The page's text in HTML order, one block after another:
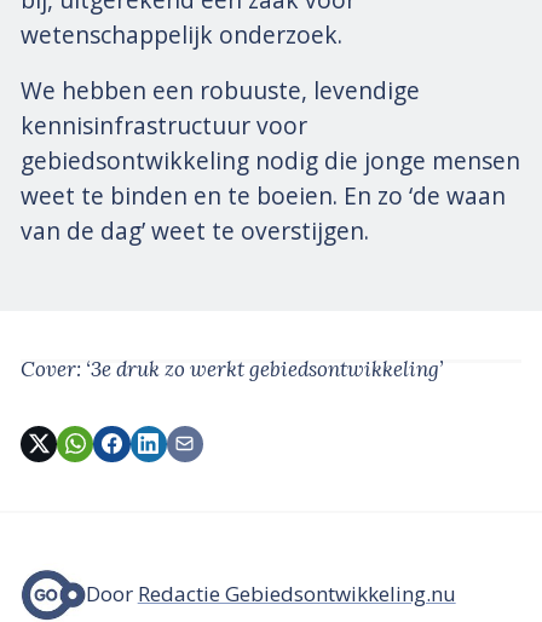
wetenschappelijk onderzoek.
We hebben een robuuste, levendige
kennisinfrastructuur voor
gebiedsontwikkeling nodig die jonge mensen
weet te binden en te boeien. En zo ‘de waan
van de dag’ weet te overstijgen.
Cover: ‘3e druk zo werkt gebiedsontwikkeling’
Door Redactie Gebiedsontwikkeling.nu